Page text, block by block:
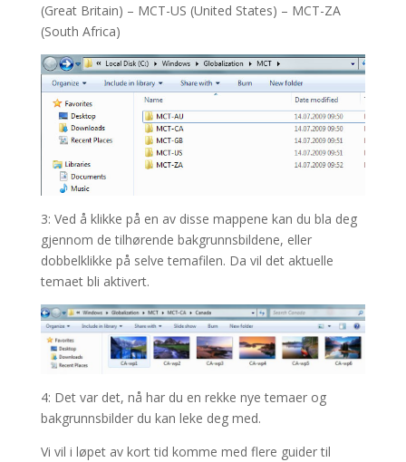
(Great Britain) – MCT-US (United States) – MCT-ZA
(South Africa)
3: Ved å klikke på en av disse mappene kan du bla deg
gjennom de tilhørende bakgrunnsbildene, eller
dobbelklikke på selve temafilen. Da vil det aktuelle
temaet bli aktivert.
4: Det var det, nå har du en rekke nye temaer og
bakgrunnsbilder du kan leke deg med.
Vi vil i løpet av kort tid komme med flere guider til